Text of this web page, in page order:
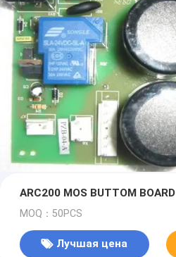
ARC200 MOS BUTTOM BOARD
MOQ：50PCS
Лучшая цена